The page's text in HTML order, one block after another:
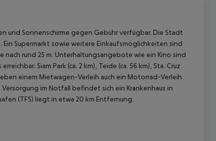
und Sonnenschirme gegen Gebühr verfügbar. Die Stadt
Ein Supermarkt sowie weitere Einkaufsmöglichkeiten sind
nach rund 25 m. Unterhaltungsangebote wie ein Kino sind
Siam Park (ca. 2 km), Teide (ca. 56 km), Sta. Cruz
einem Mietwagen-Verleih auch ein Motorrad-Verleih
im Notfall befindet sich ein Krankenhaus in
(TFS) liegt in etwa 20 km Entfernung.